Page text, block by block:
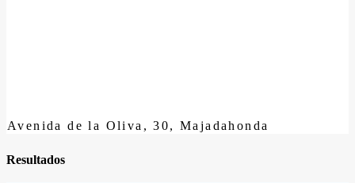
Avenida de la Oliva, 30, Majadahonda
Resultados